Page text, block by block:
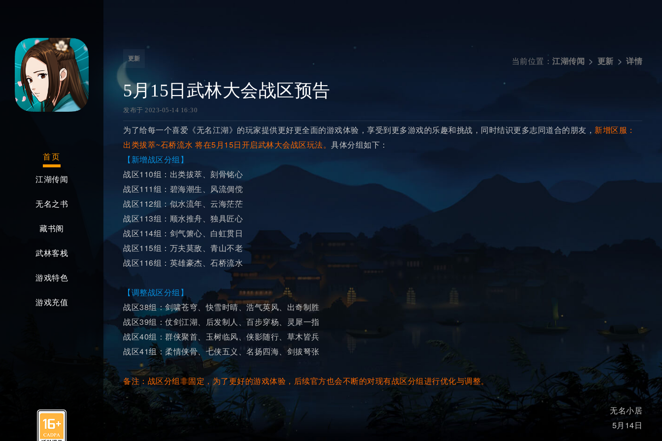
首页
江湖传闻
无名之书
藏书阁
武林客栈
游戏特色
游戏充值
更新 当前位置： 江湖传闻 更新 详情
5月15日武林大会战区预告
发布于 2023-05-14 16:30
为了给每一个喜爱《无名江湖》的玩家提供更好更全面的游戏体验，享受到更多游戏的乐趣和挑战，同时结识更多志同道合的朋友， 新增区服：
出类拔萃~石桥流水 将在5月15日开启武林大会战区玩法。 具体分组如下：
【新增战区分组】
战区110组：出类拔萃、刻骨铭心
战区111组：碧海潮生、风流倜傥
战区112组：似水流年、云海茫茫
战区113组：顺水推舟、独具匠心
战区114组：剑气箫心、白虹贯日
战区115组：万夫莫敌、青山不老
战区116组：英雄豪杰、石桥流水
【调整战区分组】
战区38组：剑啸苍穹、快雪时晴、浩气英风、出奇制胜
战区39组：仗剑江湖、后发制人、百步穿杨、灵犀一指
战区40组：群侠聚首、玉树临风、侠影随行、草木皆兵
战区41组：柔情侠骨、七侠五义、名扬四海、剑拔弩张
备注：战区分组非固定，为了更好的游戏体验，后续官方也会不断的对现有战区分组进行优化与调整。
无名小居
5月14日